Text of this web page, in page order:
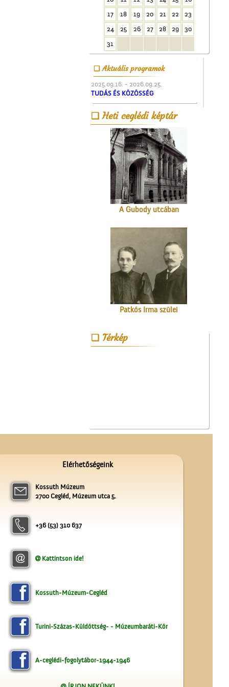
17
18 19 20 21 22
23
24
25 26 27 28 29
30
31
Aktuális programok
2025.09.16. - 2026.09.25.
TUDÁS ÉS KÖZÖSSÉG
Heti ceglédi képtár
Cegléd a magasból
A ceglédi molnárok, a
liszt és a szédelgő
feldicsérés
A Gubody utcában
Patkós Irma szülei
Térkép
Elérhetőségeink
Kossuth Múzeum
2700 Cegléd, Múzeum utca 5.
+36 (53) 310 637
Kattintson ide!
Kossuth-Múzeum-Cegléd
Turini-Százas-Küldöttség- - Múzeumbaráti-Kör
A-ceglédi-fogolytábor-1944-1946